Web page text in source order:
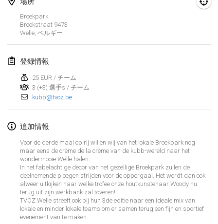
リスト表示
Broekpark
Broekstraat 9473
Welle, ベルギー
登録情報
25 EUR / チーム
3 (+3) 選手s / チーム
kubb@tvoz.be
追加情報
Voor de derde maal op rij willen wij van het lokale Broekpark nog
maar eens de crème de la crème van de kubb-wereld naar het
wondermooie Welle halen.
In het fabelachtige decor van het gezellige Broekpark zullen de
deelnemende ploegen strijden voor de oppergaai. Het wordt dan ook
alweer uitkijken naar welke trofee onze houtkunstenaar Woody nu
terug uit zijn werkbank zal toveren!
TVOZ Welle streeft ook bij hun 3de editie naar een ideale mix van
lokale en minder lokale teams om er samen terug een fijn en sportief
evenement van te maken.
Kubbtornooi De Rode Lantaarn
2024年3月30日
Kubbtornooi 24 Uren Chiro Hallaar
2024年3月30日
2024年4月
2024年4月6日
Battle of the Blocks
2024年4月20日|ベルギー
Kubb Tornooi KSA Zulte
2024年4月20日|ベルギー
Kubbtornooi CWC
表示中105トーナメント